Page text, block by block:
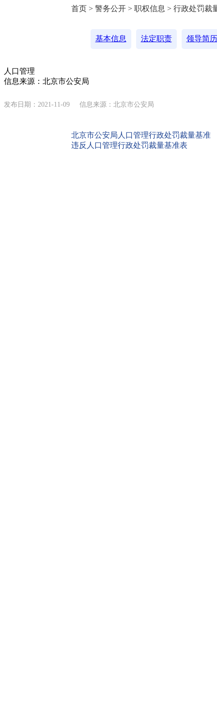
首页 > 警务公开 > 职权信息 > 行政处罚裁
基本信息 法定职责 领导简历
人口管理
信息来源：北京市公安局
发布日期：2021-11-09 信息来源：北京市公安局
北京市公安局人口管理行政处罚裁量基准
违反人口管理行政处罚裁量基准表